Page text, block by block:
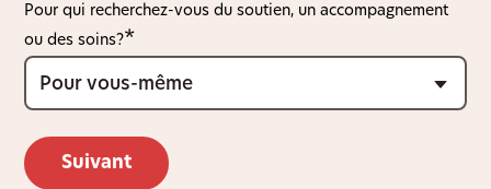
Pour qui recherchez-vous du soutien, un accompagnement
ou des soins?